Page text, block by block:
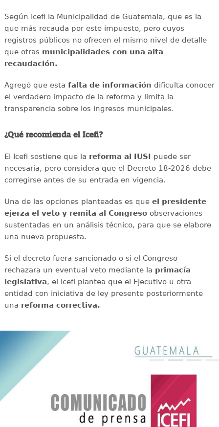
Según Icefi la Municipalidad de Guatemala, que es la
que más recauda por este impuesto, pero cuyos
registros públicos no ofrecen el mismo nivel de detalle
que otras municipalidades con una alta
recaudación.
Agregó que esta falta de información dificulta conocer
el verdadero impacto de la reforma y limita la
transparencia sobre los ingresos municipales.
¿Qué recomienda el Icefi?
El Icefi sostiene que la reforma al IUSI puede ser
necesaria, pero considera que el Decreto 18-2026 debe
corregirse antes de su entrada en vigencia.
Una de las opciones planteadas es que el presidente
ejerza el veto y remita al Congresoobservaciones
sustentadas en un análisis técnico, para que se elabore
una nueva propuesta.
Si el decreto fuera sancionado o si el Congreso
rechazara un eventual veto mediante la primacía
legislativa, el Icefi plantea que el Ejecutivo u otra
entidad con iniciativa de ley presente posteriormente
una reforma correctiva.